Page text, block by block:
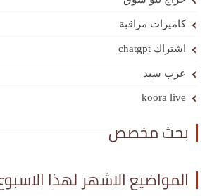
كاميرات مراقبة
اشتراك chatgpt
عرب سيد
koora live
بحث مخصص
المواضيع الاشهر لهذا الاسبوع